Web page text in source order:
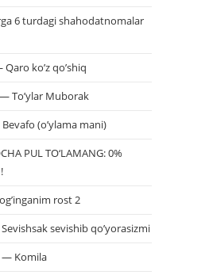
6 turdagi shahodatnomalar
ko’z qo’shiq
To’ylar Muborak
(o’ylama mani)
PUL TO‘LAMANG: 0%
rost 2
sevishib qo’yorasizmi
— Komila